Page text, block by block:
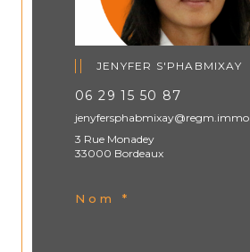
JENYFER S'PHABMIXAY
06 29 15 50 87
jenyfersphabmixay@regm.immo
3 Rue Monadey
33000 Bordeaux
Nom *